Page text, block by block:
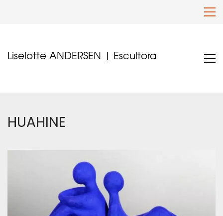
Liselotte ANDERSEN | Escultora
HUAHINE